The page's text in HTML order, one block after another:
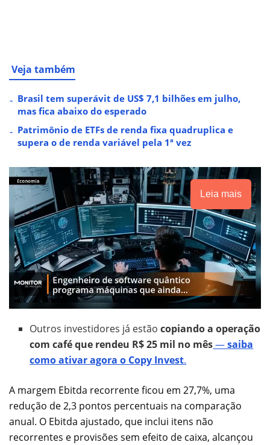
Veja também
Brasil tem superávit de US$ 7,1 bilhões em julho,
mas fica abaixo do esperado
Patrimônio de ETFs de renda fixa quadruplica e
supera o de renda variável pela 1ª vez
Leia mais
Outros investidores já estão copiando a operação
com café que rendeu R$ 25 mil no mês—saiba
como ativar agora o Copy Invest.
A margem Ebitda recorrente ficou em 27,7%, uma
redução de 2,3 pontos percentuais na comparação
anual. O Ebitda ajustado, que inclui itens não
recorrentes e provisões sem efeito de caixa, alcançou